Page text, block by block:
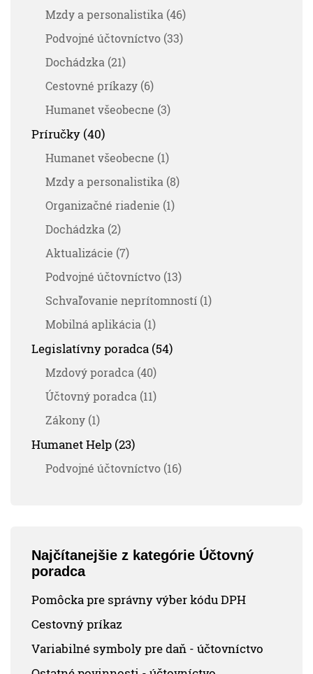
Mzdy a personalistika (46)
Podvojné účtovníctvo (33)
Dochádzka (21)
Cestovné príkazy (6)
Humanet všeobecne (3)
Príručky (40)
Humanet všeobecne (1)
Mzdy a personalistika (8)
Organizačné riadenie (1)
Dochádzka (2)
Aktualizácie (7)
Podvojné účtovníctvo (13)
Schvaľovanie neprítomností (1)
Mobilná aplikácia (1)
Legislatívny poradca (54)
Mzdový poradca (40)
Účtovný poradca (11)
Zákony (1)
Humanet Help (23)
Podvojné účtovníctvo (16)
Najčítanejšie z kategórie Účtovný
poradca
Pomôcka pre správny výber kódu DPH
Cestovný príkaz
Variabilné symboly pre daň - účtovníctvo